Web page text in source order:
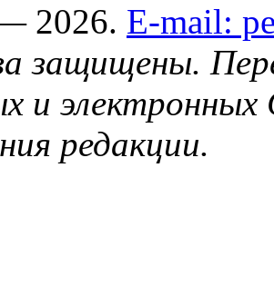
2026. E-mail:
защищены.
и
редакции.